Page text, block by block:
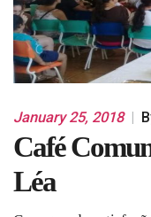
January 25, 2018
Café
Léa